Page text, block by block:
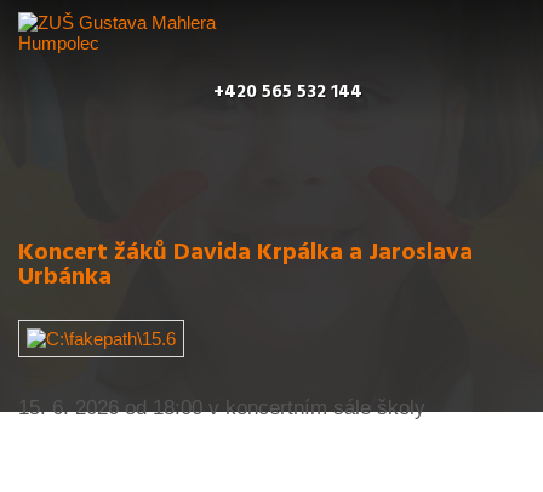
+420 565 532 144
Koncert žáků Davida Krpálka a Jaroslava
Urbánka
15. 6. 2026 od 18:00 v koncertním sále školy